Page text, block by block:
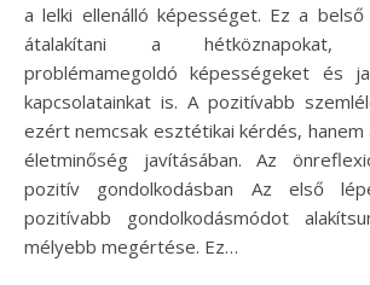
a lelki ellenálló képességet. Ez a belső
átalakítani a
problémamegoldó képességeket és
kapcsolatainkat is. A pozitívabb
ezért nemcsak esztétikai kérdés,
életminőség javításában. Az
pozitív gondolkodásban Az első
pozitívabb gondolkodásmódot
mélyebb megértése. Ez…